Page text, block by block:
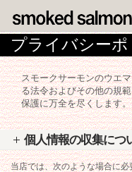
プライバシーポ
スモークサーモンのウエ
る法令およびその他の規
保護に万全を尽くします。
個人情報の収集につ
当店では、次のような場合に